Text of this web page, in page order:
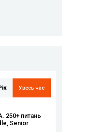
Увесь час
250+ питань
Senior